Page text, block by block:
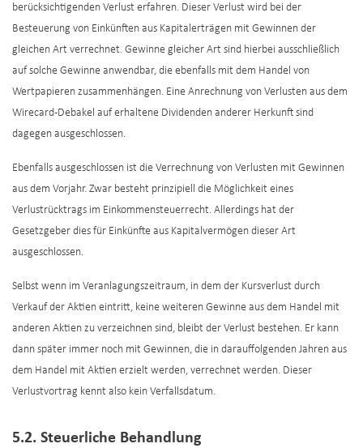
berücksichtigenden Verlust erfahren. Dieser Verlust wird bei der
Besteuerung von Einkünften aus Kapitalerträgen mit Gewinnen der
gleichen Art verrechnet. Gewinne gleicher Art sind hierbei ausschließlich
auf solche Gewinne anwendbar, die ebenfalls mit dem Handel von
Wertpapieren zusammenhängen. Eine Anrechnung von Verlusten aus dem
Wirecard-Debakel auf erhaltene Dividenden anderer Herkunft sind
dagegen ausgeschlossen.
Ebenfalls ausgeschlossen ist die Verrechnung von Verlusten mit Gewinnen
aus dem Vorjahr. Zwar besteht prinzipiell die Möglichkeit eines
Verlustrücktrags im Einkommensteuerrecht. Allerdings hat der
Gesetzgeber dies für Einkünfte aus Kapitalvermögen dieser Art
ausgeschlossen.
Selbst wenn im Veranlagungszeitraum, in dem der Kursverlust durch
Verkauf der Aktien eintritt, keine weiteren Gewinne aus dem Handel mit
anderen Aktien zu verzeichnen sind, bleibt der Verlust bestehen. Er kann
dann später immer noch mit Gewinnen, die in darauffolgenden Jahren aus
dem Handel mit Aktien erzielt werden, verrechnet werden. Dieser
Verlustvortrag kennt also kein Verfallsdatum.
5.2. Steuerliche Behandlung